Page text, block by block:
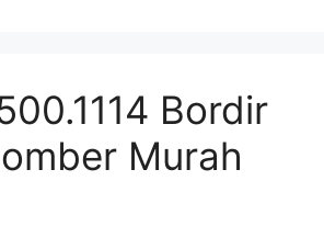
Bordir
Murah